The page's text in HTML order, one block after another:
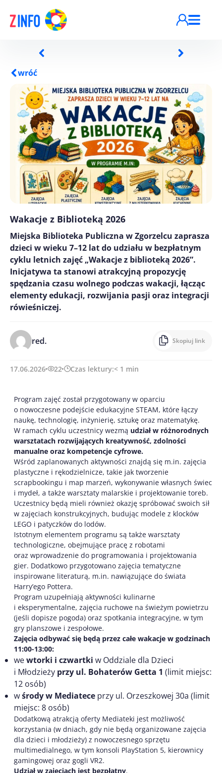
wróć
Wakacje z Biblioteką 2026
Miejska Biblioteka Publiczna w Zgorzelcu zaprasza
dzieci w wieku 7–12 lat do udziału w bezpłatnym
cyklu letnich zajęć „Wakacje z biblioteką 2026”.
Inicjatywa ta stanowi atrakcyjną propozycję
spędzania czasu wolnego podczas wakacji, łącząc
elementy edukacji, rozwijania pasji oraz integracji
rówieśniczej.
red. Skopiuj link
17.06.2026 22 Czas lektury:< 1 min
Program zajęć został przygotowany w oparciu
o nowoczesne podejście edukacyjne STEAM, które łączy
naukę, technologię, inżynierię, sztukę oraz matematykę.
W ramach cyklu uczestnicy wezmą udział w różnorodnych
warsztatach rozwijających kreatywność, zdolności
manualne oraz kompetencje cyfrowe.
Wśród zaplanowanych aktywności znajdą się m.in. zajęcia
plastyczne i rękodzielnicze, takie jak tworzenie
scrapbookingu i map marzeń, wykonywanie własnych świec
i mydeł, a także warsztaty malarskie i projektowanie toreb.
Uczestnicy będą mieli również okazję spróbować swoich sił
w zajęciach konstrukcyjnych, budując modele z klocków
LEGO i patyczków do lodów.
Istotnym elementem programu są także warsztaty
technologiczne, obejmujące pracę z robotami
oraz wprowadzenie do programowania i projektowania
gier. Dodatkowo przygotowano zajęcia tematyczne
inspirowane literaturą, m.in. nawiązujące do świata
Harry’ego Pottera.
Program uzupełniają aktywności kulinarne
i eksperymentalne, zajęcia ruchowe na świeżym powietrzu
(jeśli dopisze pogoda) oraz spotkania integracyjne, w tym
gry planszowe i zespołowe.
Zajęcia odbywać się będą przez całe wakacje w godzinach
11:00-13:00:
wewtorki i czwartki w Oddziale dla Dzieci
i Młodzieży przy ul. Bohaterów Getta 1 (limit miejsc:
12 osób)
wśrody w Mediatece przy ul. Orzeszkowej 30a (limit
miejsc: 8 osób)
Dodatkową atrakcją oferty Mediateki jest możliwość
korzystania (w dniach, gdy nie będą organizowane zajęcia
dla dzieci i młodzieży) z nowoczesnego sprzętu
multimedialnego, w tym konsoli PlayStation 5, kierownicy
gamingowej oraz gogli VR2.
Udział w zajęciach jest bezpłatny.